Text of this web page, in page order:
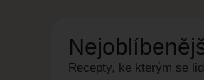
Recepty, ke kterým se